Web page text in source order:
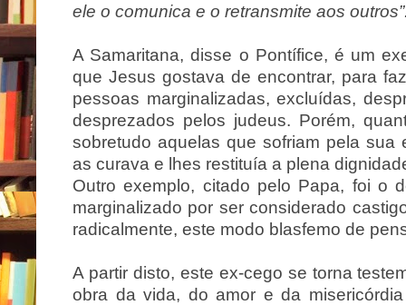
ele o comunica e o retransmite aos
A Samaritana, disse o Pontífice, é um
que Jesus gostava de encontrar, para
pessoas marginalizadas, excluídas,
desprezados pelos judeus. Porém,
sobretudo aquelas que sofriam pela sua
as curava e lhes restituía a plena
Outro exemplo, citado pelo Papa, foi o
marginalizado por ser considerado
radicalmente, este modo blasfemo de
A partir disto, este ex-cego se torna
obra da vida, do amor e da